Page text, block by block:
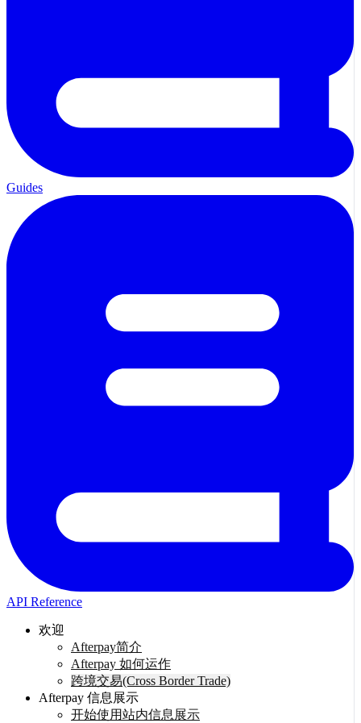
Guides
API Reference
欢迎
Afterpay简介
Afterpay 如何运作
跨境交易(Cross Border Trade)
Afterpay 信息展示
开始使用站内信息展示